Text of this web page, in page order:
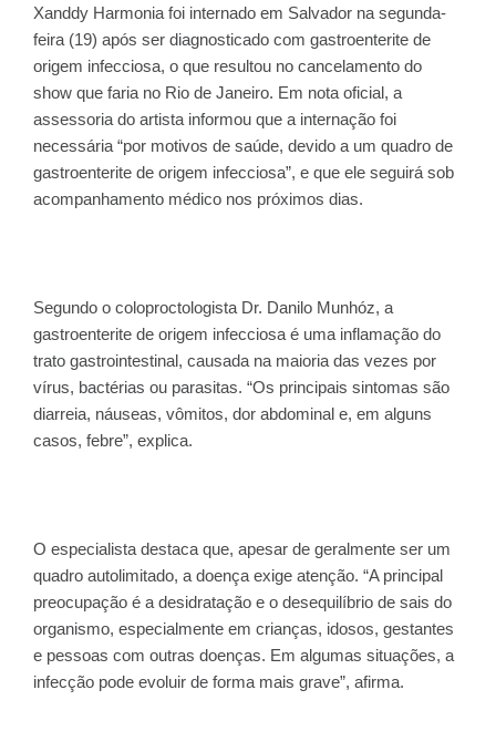
Xanddy Harmonia foi internado em Salvador na segunda-
feira (19) após ser diagnosticado com gastroenterite de
origem infecciosa, o que resultou no cancelamento do
show que faria no Rio de Janeiro. Em nota oficial, a
assessoria do artista informou que a internação foi
necessária “por motivos de saúde, devido a um quadro de
gastroenterite de origem infecciosa”, e que ele seguirá sob
acompanhamento médico nos próximos dias.
Segundo o coloproctologista Dr. Danilo Munhóz, a
gastroenterite de origem infecciosa é uma inflamação do
trato gastrointestinal, causada na maioria das vezes por
vírus, bactérias ou parasitas. “Os principais sintomas são
diarreia, náuseas, vômitos, dor abdominal e, em alguns
casos, febre”, explica.
O especialista destaca que, apesar de geralmente ser um
quadro autolimitado, a doença exige atenção. “A principal
preocupação é a desidratação e o desequilíbrio de sais do
organismo, especialmente em crianças, idosos, gestantes
e pessoas com outras doenças. Em algumas situações, a
infecção pode evoluir de forma mais grave”, afirma.